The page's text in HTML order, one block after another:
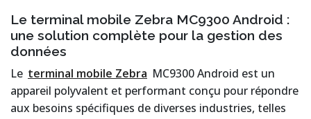
Le terminal mobile Zebra MC9300 Android :
une solution complète pour la gestion des
données
Le terminal mobile Zebra MC9300 Android est un
appareil polyvalent et performant conçu pour répondre
aux besoins spécifiques de diverses industries, telles